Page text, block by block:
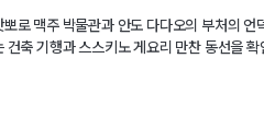
뽀로 맥주 박물관과 안도 다다오의 부처의
건축 기행과 스스키노 게요리 만찬 동선을 확